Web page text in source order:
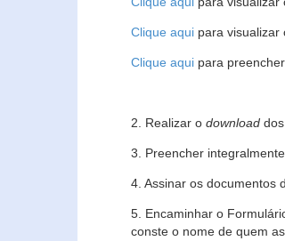
Clique aqui para visualizar
Clique aqui para
2. Realizar o download
3. Preencher
4. Assinar os documentos
5. Encaminhar o
conste o nome de quem